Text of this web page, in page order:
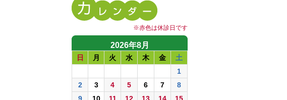
※赤色は休診日です